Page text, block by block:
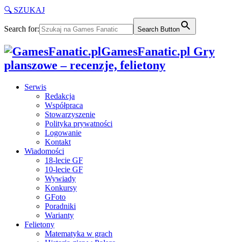
🔍 SZUKAJ
Search for: Search Button
GamesFanatic.pl Gry
planszowe – recenzje, felietony
Serwis
Redakcja
Współpraca
Stowarzyszenie
Polityka prywatności
Logowanie
Kontakt
Wiadomości
18-lecie GF
10-lecie GF
Wywiady
Konkursy
GFoto
Poradniki
Warianty
Felietony
Matematyka w grach